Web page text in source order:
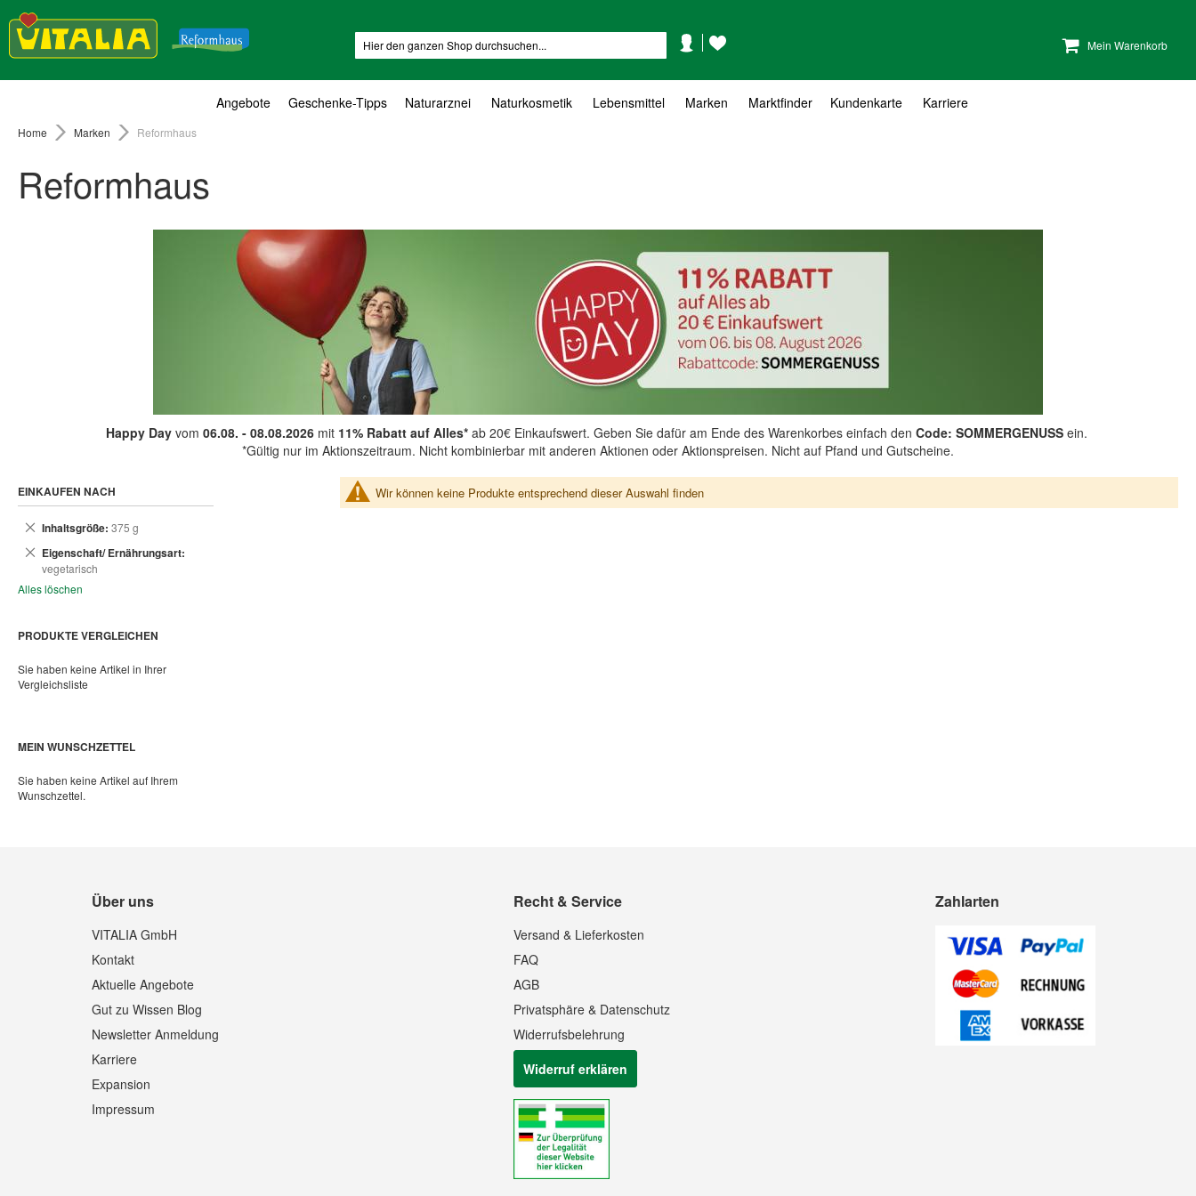
Mein Warenkorb
KontoWunschzettel
Angebote Geschenke-Tipps Naturarznei Naturkosmetik Lebensmittel Marken Marktfinder Kundenkarte Karriere
Home Marken Reformhaus
Reformhaus
Happy Dayvom 06.08. - 08.08.2026mit 11% Rabatt auf Alles*ab 20€ Einkaufswert. Geben Sie dafür am Ende des Warenkorbes einfach den Code: SOMMERGENUSSein.
*Gültig nur im Aktionszeitraum. Nicht kombinierbar mit anderen Aktionen oder Aktionspreisen. Nicht auf Pfand und Gutscheine.
Wir können keine Produkte entsprechend dieser Auswahl finden
EINKAUFEN NACH
Inhaltsgröße 375 g
Dies
Eigenschaft/ Ernährungsart
vegetarisch
Dies
entfernen
Alles löschen
PRODUKTE VERGLEICHEN
Sie haben keine Artikel in Ihrer
Vergleichsliste
MEIN WUNSCHZETTEL
Sie haben keine Artikel auf Ihrem
Wunschzettel.
Über uns
VITALIA GmbH
Kontakt
Aktuelle Angebote
Gut zu Wissen Blog
Newsletter Anmeldung
Karriere
Expansion
Impressum
Recht & Service
Versand & Lieferkosten
FAQ
AGB
Privatsphäre & Datenschutz
Widerrufsbelehrung
Widerruf erklären
Zahlarten